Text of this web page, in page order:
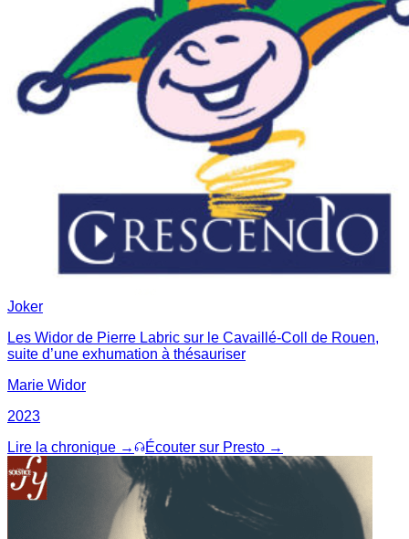
Joker
Les Widor de Pierre Labric sur le Cavaillé-Coll de Rouen,
suite d’une exhumation à thésauriser
Marie Widor
2023
Lire la chronique →
Écouter sur Presto →